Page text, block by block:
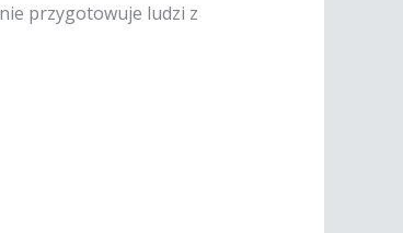
przygotowuje ludzi z